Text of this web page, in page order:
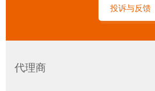
投诉与反馈
代理商